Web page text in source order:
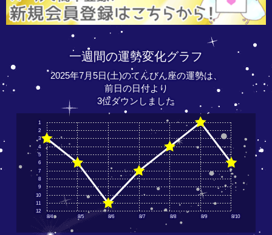
一週間の運勢変化グラフ
2025年7月5日(土)のてんびん座の運勢は、
前日の日付より
3位ダウンしました
8/4 8/5 8/6 8/7 8/8 8/9 8/10
12
11
10
9
8
7
6
5
4
3
2
1